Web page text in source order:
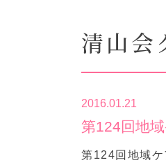
清山会
2016.01.21
第124回地
第124回地域ケ